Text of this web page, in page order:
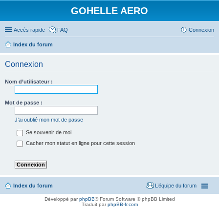
GOHELLE AERO
Accès rapide FAQ Connexion
Index du forum
Connexion
Nom d’utilisateur :
Mot de passe :
J’ai oublié mon mot de passe
Se souvenir de moi
Cacher mon statut en ligne pour cette session
Index du forum L’équipe du forum
Développé parphpBB® Forum Software © phpBB Limited
Traduit parphpBB-fr.com